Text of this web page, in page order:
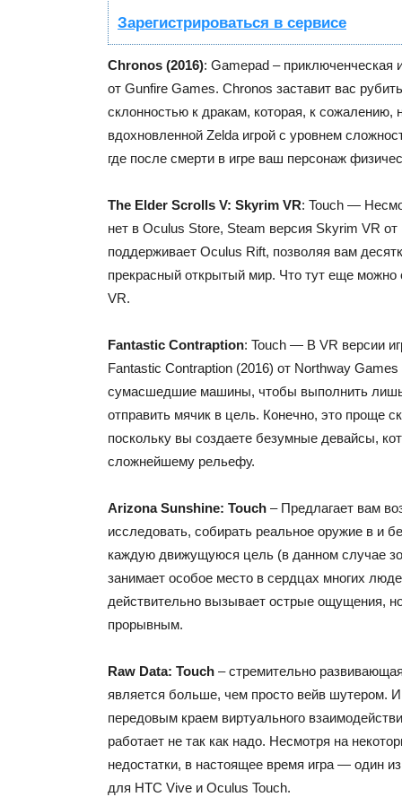
Зарегистрироваться в сервисе
Chronos (2016): Gamepad – приключенческая
от Gunfire Games. Chronos заставит вас
склонностью к дракам, которая, к сожалению,
вдохновленной Zelda игрой с уровнем
где после смерти в игре ваш персонаж
The Elder Scrolls V: Skyrim VR: Touch —
нет в Oculus Store, Steam версия Skyrim VR
поддерживает Oculus Rift, позволяя вам
прекрасный открытый мир. Что тут еще можно
VR.
Fantastic Contraption: Touch — В VR версии
Fantastic Contraption (2016) от Northway
сумасшедшие машины, чтобы выполнить
отправить мячик в цель. Конечно, это проще
поскольку вы создаете безумные девайсы,
сложнейшему рельефу.
Arizona Sunshine: Touch – Предлагает вам
исследовать, собирать реальное оружие в и
каждую движущуюся цель (в данном случае
занимает особое место в сердцах многих
действительно вызывает острые ощущения,
прорывным.
Raw Data: Touch – стремительно
является больше, чем просто вейв шутером.
передовым краем виртуального
работает не так как надо. Несмотря на
недостатки, в настоящее время игра — один
для HTC Vive и Oculus Touch.